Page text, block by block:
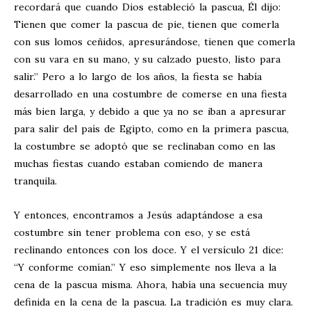
recordará que cuando Dios estableció la pascua, Él dijo:
Tienen que comer la pascua de pie, tienen que comerla
con sus lomos ceñidos, apresurándose, tienen que comerla
con su vara en su mano, y su calzado puesto, listo para
salir.” Pero a lo largo de los años, la fiesta se había
desarrollado en una costumbre de comerse en una fiesta
más bien larga, y debido a que ya no se iban a apresurar
para salir del país de Egipto, como en la primera pascua,
la costumbre se adoptó que se reclinaban como en las
muchas fiestas cuando estaban comiendo de manera
tranquila.
Y entonces, encontramos a Jesús adaptándose a esa
costumbre sin tener problema con eso, y se está
reclinando entonces con los doce. Y el versículo 21 dice:
“Y conforme comían.” Y eso simplemente nos lleva a la
cena de la pascua misma. Ahora, había una secuencia muy
definida en la cena de la pascua. La tradición es muy clara.